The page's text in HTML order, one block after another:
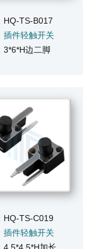
HQ-TS-B017
插件轻触开关
3*6*H边二脚
HQ-TS-C019
插件轻触开关